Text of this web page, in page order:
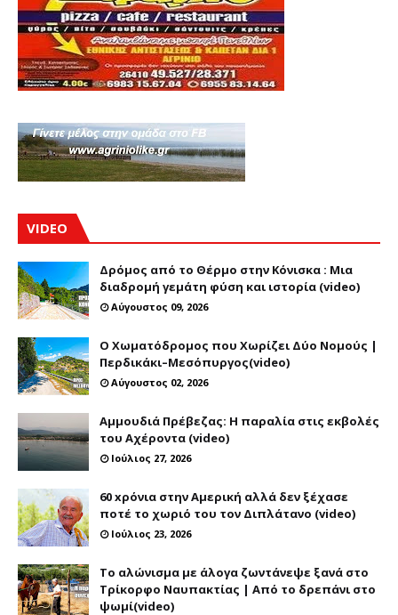
VIDEO
Δρόμος από το Θέρμο στην Κόνισκα : Μια
διαδρομή γεμάτη φύση και ιστορία (video)
Αύγουστος 09, 2026
Ο Χωματόδρομος που Χωρίζει Δύο Νομούς |
Περδικάκι–Μεσόπυργος(video)
Αύγουστος 02, 2026
Αμμουδιά Πρέβεζας: Η παραλία στις εκβολές
του Αχέροντα (video)
Ιούλιος 27, 2026
60 xρόνια στην Αμερική αλλά δεν ξέχασε
ποτέ το χωριό του τον Διπλάτανο (video)
Ιούλιος 23, 2026
Το αλώνισμα με άλογα ζωντάνεψε ξανά στο
Τρίκορφο Ναυπακτίας | Από το δρεπάνι στο
ψωμί(video)